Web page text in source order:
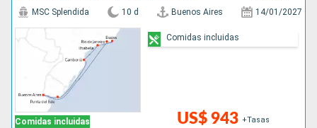
Comidas incluidas
MSC Splendida 10 d Buenos Aires 14/01/2027
US$ 943 +Tasas
Comidas incluidas